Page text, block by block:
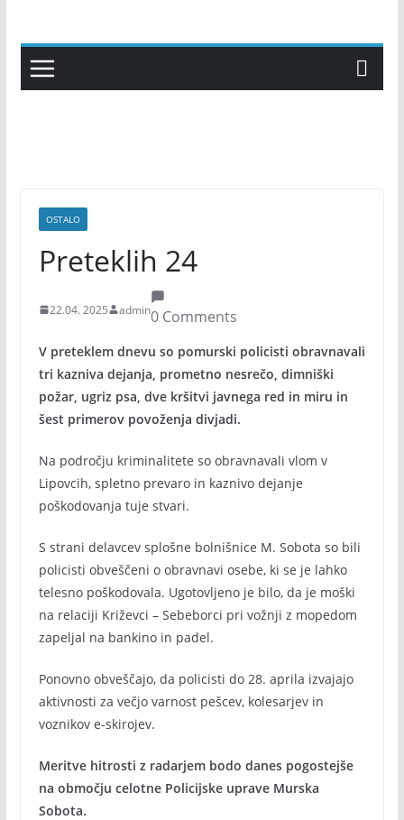
content
OSTALO
Preteklih 24
22.04. 2025 admin0 Comments
V preteklem dnevu so pomurski policisti obravnavali
tri kazniva dejanja, prometno nesrečo, dimniški
požar, ugriz psa, dve kršitvi javnega red in miru in
šest primerov povoženja divjadi.
Na področju kriminalitete so obravnavali vlom v
Lipovcih, spletno prevaro in kaznivo dejanje
poškodovanja tuje stvari.
S strani delavcev splošne bolnišnice M. Sobota so bili
policisti obveščeni o obravnavi osebe, ki se je lahko
telesno poškodovala. Ugotovljeno je bilo, da je moški
na relaciji Križevci – Sebeborci pri vožnji z mopedom
zapeljal na bankino in padel.
Ponovno obveščajo, da policisti do 28. aprila izvajajo
aktivnosti za večjo varnost pešcev, kolesarjev in
voznikov e-skirojev.
Meritve hitrosti z radarjem bodo danes pogostejše
na območju celotne Policijske uprave Murska
Sobota.